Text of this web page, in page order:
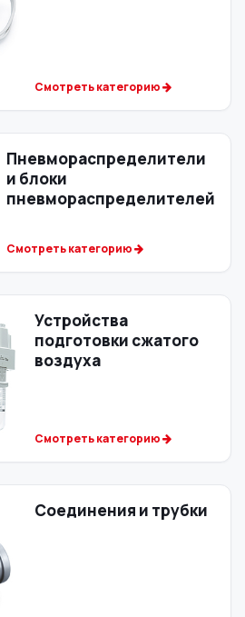
Смотреть категорию
Пневмораспределители
и блоки
пневмораспределителей
Смотреть категорию
Устройства
подготовки сжатого
воздуха
Смотреть категорию
Соединения и трубки